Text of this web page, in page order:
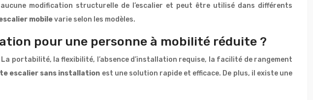
modification structurelle de l’escalier et peut être utilisé dans différents
mobilevarie selon les modèles.
pour une personne à mobilité réduite ?
portabilité, la flexibilité, l’absence d’installation requise, la facilité de rangement
escalier sans installation est une solution rapide et efficace. De plus, il existe une